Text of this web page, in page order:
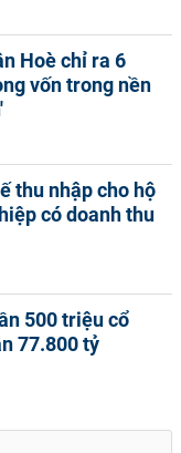
Hoè chỉ ra 6
vốn trong nền
thu nhập cho hộ
có doanh thu
500 triệu cổ
77.800 tỷ